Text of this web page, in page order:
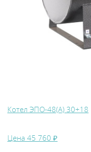
Котел ЭПО-48(А) 30+18
Цена 45 760 ₽